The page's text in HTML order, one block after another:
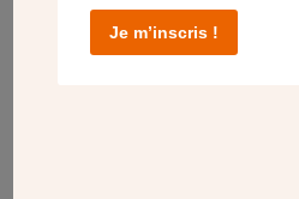
Je m’inscris !